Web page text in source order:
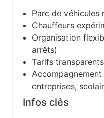
Parc de véhicules
Chauffeurs
Organisation
arrêts)
Tarifs
Accompagnement
entreprises,
Infos clés